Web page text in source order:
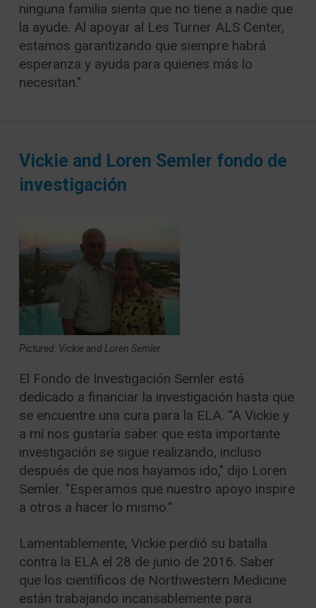
ninguna familia sienta que no tiene a nadie que
la ayude. Al apoyar al Les Turner ALS Center,
estamos garantizando que siempre habrá
esperanza y ayuda para quienes más lo
necesitan."
Vickie and Loren Semler fondo de
investigación
Pictured: Vickie and Loren Semler
El Fondo de Investigación Semler está
dedicado a financiar la investigación hasta que
se encuentre una cura para la ELA. “A Vickie y
a mí nos gustaría saber que esta importante
investigación se sigue realizando, incluso
después de que nos hayamos ido," dijo Loren
Semler. "Esperamos que nuestro apoyo inspire
a otros a hacer lo mismo.”
Lamentablemente, Vickie perdió su batalla
contra la ELA el 28 de junio de 2016. Saber
que los científicos de Northwestern Medicine
están trabajando incansablemente para